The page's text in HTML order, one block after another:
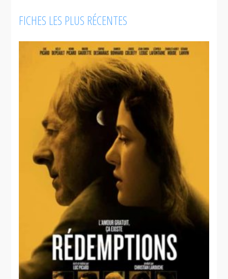
FICHES LES PLUS RÉCENTES